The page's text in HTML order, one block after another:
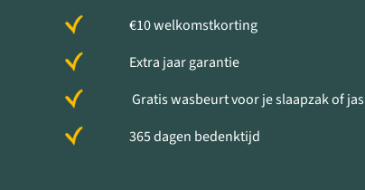
€10 welkomstkorting
Extra jaar garantie
Gratis wasbeurt voor je slaapzak of jas
365 dagen bedenktijd